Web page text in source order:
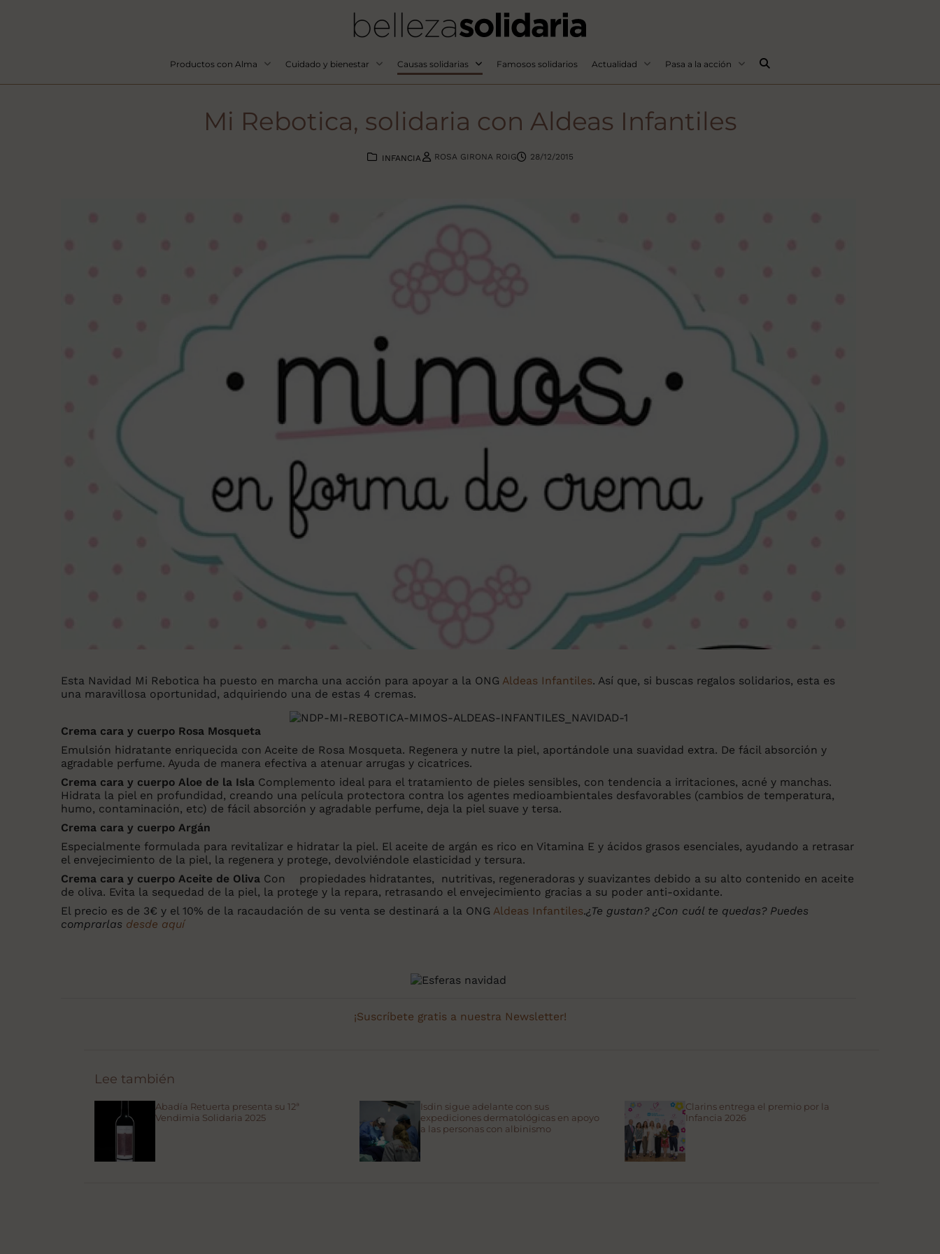
Productos con Alma Cuidado y bienestar Causas solidarias Famosos solidarios Actualidad Pasa a la acción Buscar...
Mi Rebotica, solidaria con Aldeas Infantiles
INFANCIA ROSA GIRONA ROIG 28/12/2015
Esta Navidad Mi Rebotica ha puesto en marcha una acción para apoyar a la ONG Aldeas Infantiles. Así que, si buscas regalos solidarios, esta es
una maravillosa oportunidad, adquiriendo una de estas 4 cremas.
Crema cara y cuerpo Rosa Mosqueta
Emulsión hidratante enriquecida con Aceite de Rosa Mosqueta. Regenera y nutre la piel, aportándole una suavidad extra. De fácil absorción y
agradable perfume. Ayuda de manera efectiva a atenuar arrugas y cicatrices.
Crema cara y cuerpo Aloe de la Isla Complemento ideal para el tratamiento de pieles sensibles, con tendencia a irritaciones, acné y manchas.
Hidrata la piel en profundidad, creando una película protectora contra los agentes medioambientales desfavorables (cambios de temperatura,
humo, contaminación, etc) de fácil absorción y agradable perfume, deja la piel suave y tersa.
Crema cara y cuerpo Argán
Especialmente formulada para revitalizar e hidratar la piel. El aceite de argán es rico en Vitamina E y ácidos grasos esenciales, ayudando a retrasar
el envejecimiento de la piel, la regenera y protege, devolviéndole elasticidad y tersura.
Crema cara y cuerpo Aceite de Oliva Con propiedades hidratantes, nutritivas, regeneradoras y suavizantes debido a su alto contenido en aceite
de oliva. Evita la sequedad de la piel, la protege y la repara, retrasando el envejecimiento gracias a su poder anti-oxidante.
El precio es de 3€ y el 10% de la racaudación de su venta se destinará a la ONG Aldeas Infantiles.¿Te gustan? ¿Con cuál te quedas? Puedes
comprarlas desde aquí
¡Suscríbete gratis a nuestra Newsletter!
Lee también
Abadía Retuerta presenta su 12ª
Vendimia Solidaria 2025
Isdin sigue adelante con sus
expediciones dermatológicas en apoyo
a las personas con albinismo
Clarins entrega el premio por la
Infancia 2026